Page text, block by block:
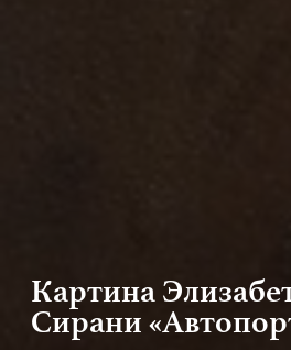
Картина
Сирани